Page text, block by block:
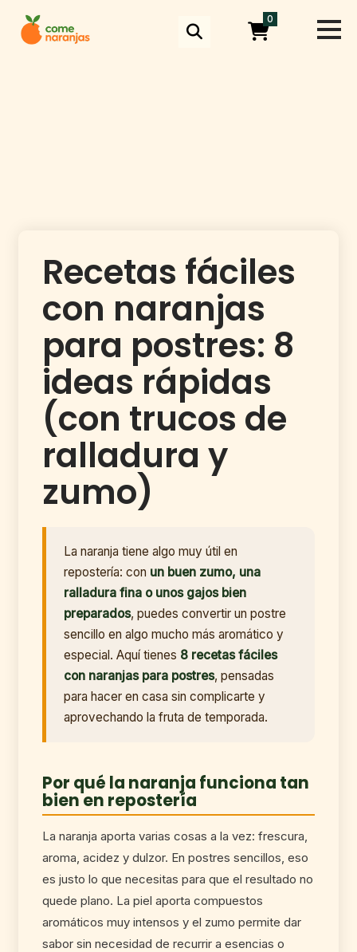
0
Recetas fáciles
con naranjas
para postres: 8
ideas rápidas
(con trucos de
ralladura y
zumo)
La naranja tiene algo muy útil en
repostería: con un buen zumo, una
ralladura fina o unos gajos bien
preparados, puedes convertir un postre
sencillo en algo mucho más aromático y
especial. Aquí tienes 8 recetas fáciles
con naranjas para postres, pensadas
para hacer en casa sin complicarte y
aprovechando la fruta de temporada.
Por qué la naranja funciona tan
bien en repostería
La naranja aporta varias cosas a la vez: frescura,
aroma, acidez y dulzor. En postres sencillos, eso
es justo lo que necesitas para que el resultado no
quede plano. La piel aporta compuestos
aromáticos muy intensos y el zumo permite dar
sabor sin necesidad de recurrir a esencias o